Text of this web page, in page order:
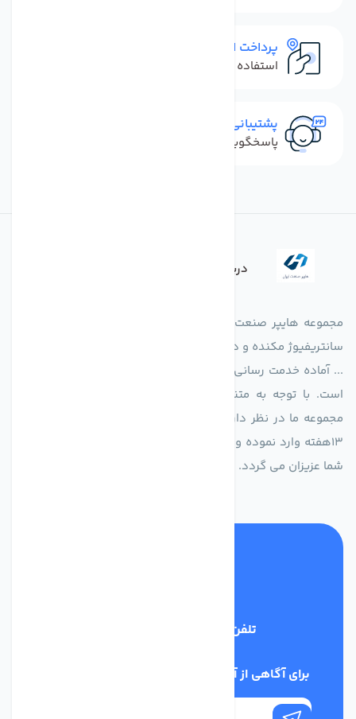
پرداخت امن
استفاده از روش‌های پرداخت امن
پشتیبانی سریع
پاسخگویی سریع به تماس‌ها و پیام‌ها
درباره فروشگاه
مجموعه هایپر صنعت ایران در امر تولید و واردات انواع فن های
سانتریفیوژ مکنده و دمنده آکسیال، سقفی، بین کانالی، مرغداری و
... آماده خدمت رسانی به شرکت های تولیدی، صنعتی و ساختمانی
است. با توجه به متنوع بودن فن های تولیدی کمپانی اروپایی
مجموعه ما در نظر دارد کالاهای تخصصی شما عزیزان رو در صرف
13هفته وارد نموده و این عمر باعث صرفه جویی در هزینه و زمان
شما عزیزان می گردد.
تلفن پشتیبانی
برای آگاهی از آخرین اخبار در خبرنامه ما عضو شوید